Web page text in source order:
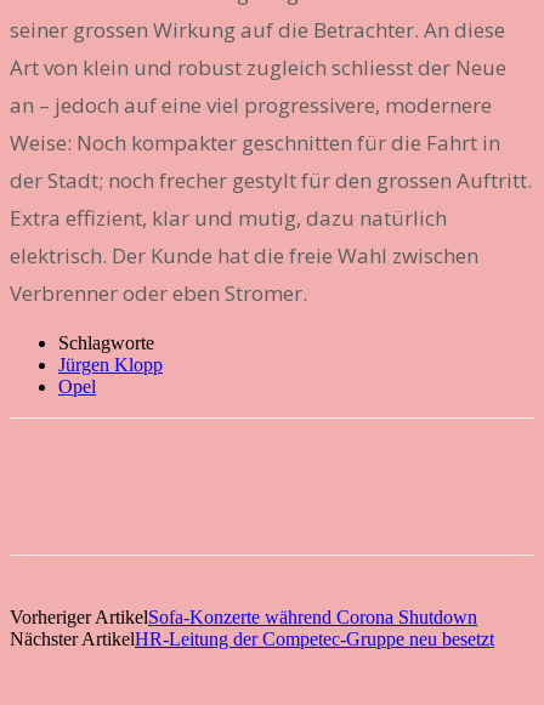
seiner grossen Wirkung auf die Betrachter. An diese
Art von klein und robust zugleich schliesst der Neue
an – jedoch auf eine viel progressivere, modernere
Weise: Noch kompakter geschnitten für die Fahrt in
der Stadt; noch frecher gestylt für den grossen Auftritt.
Extra effizient, klar und mutig, dazu natürlich
elektrisch. Der Kunde hat die freie Wahl zwischen
Verbrenner oder eben Stromer.
Schlagworte
Jürgen Klopp
Opel
Vorheriger ArtikelSofa-Konzerte während Corona Shutdown
Nächster ArtikelHR-Leitung der Competec-Gruppe neu besetzt